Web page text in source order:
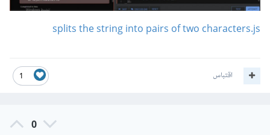
splits the string into pairs of two characters.js
1 اقتباس
0